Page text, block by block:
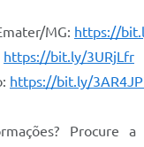
Pública
Inscritos na Dívida
MG: https://
https://bit.ly/3URjLfr
https://bit.ly/
Procure a